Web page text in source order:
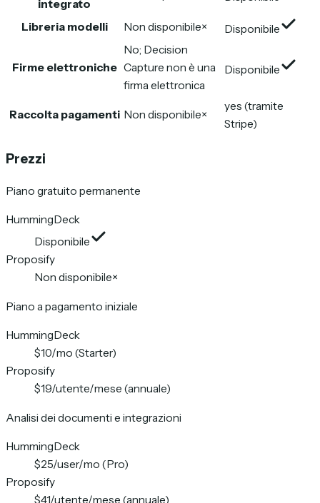
integrato
Libreria modelli Non disponibile× Disponibile
Firme elettroniche
No; Decision
Capture non è una
firma elettronica
Disponibile
Raccolta pagamenti Non disponibile×
yes (tramite
Stripe)
Prezzi
Piano gratuito permanente
HummingDeck
Disponibile
Proposify
Non disponibile×
Piano a pagamento iniziale
HummingDeck
$10/mo (Starter)
Proposify
$19/utente/mese (annuale)
Analisi dei documenti e integrazioni
HummingDeck
$25/user/mo (Pro)
Proposify
$41/utente/mese (annuale)